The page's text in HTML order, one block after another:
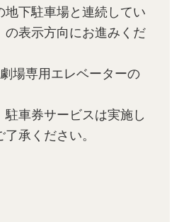
地下駐車場と連続してい
の表示方向にお進みくだ
場専用エレベーターの
車券サービスは実施し
承ください。